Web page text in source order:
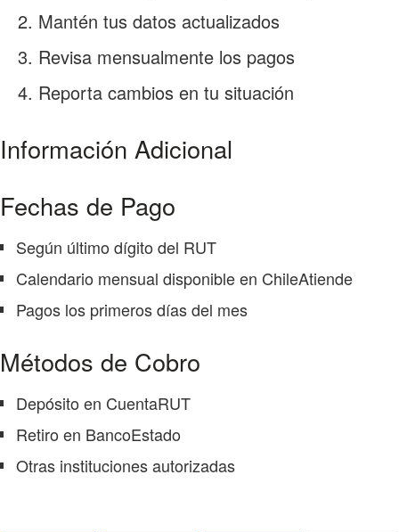
Mantén tus datos actualizados
Revisa mensualmente los pagos
Reporta cambios en tu situación
Información Adicional
Fechas de Pago
Según último dígito del RUT
Calendario mensual disponible en ChileAtiende
Pagos los primeros días del mes
Métodos de Cobro
Depósito en CuentaRUT
Retiro en BancoEstado
Otras instituciones autorizadas